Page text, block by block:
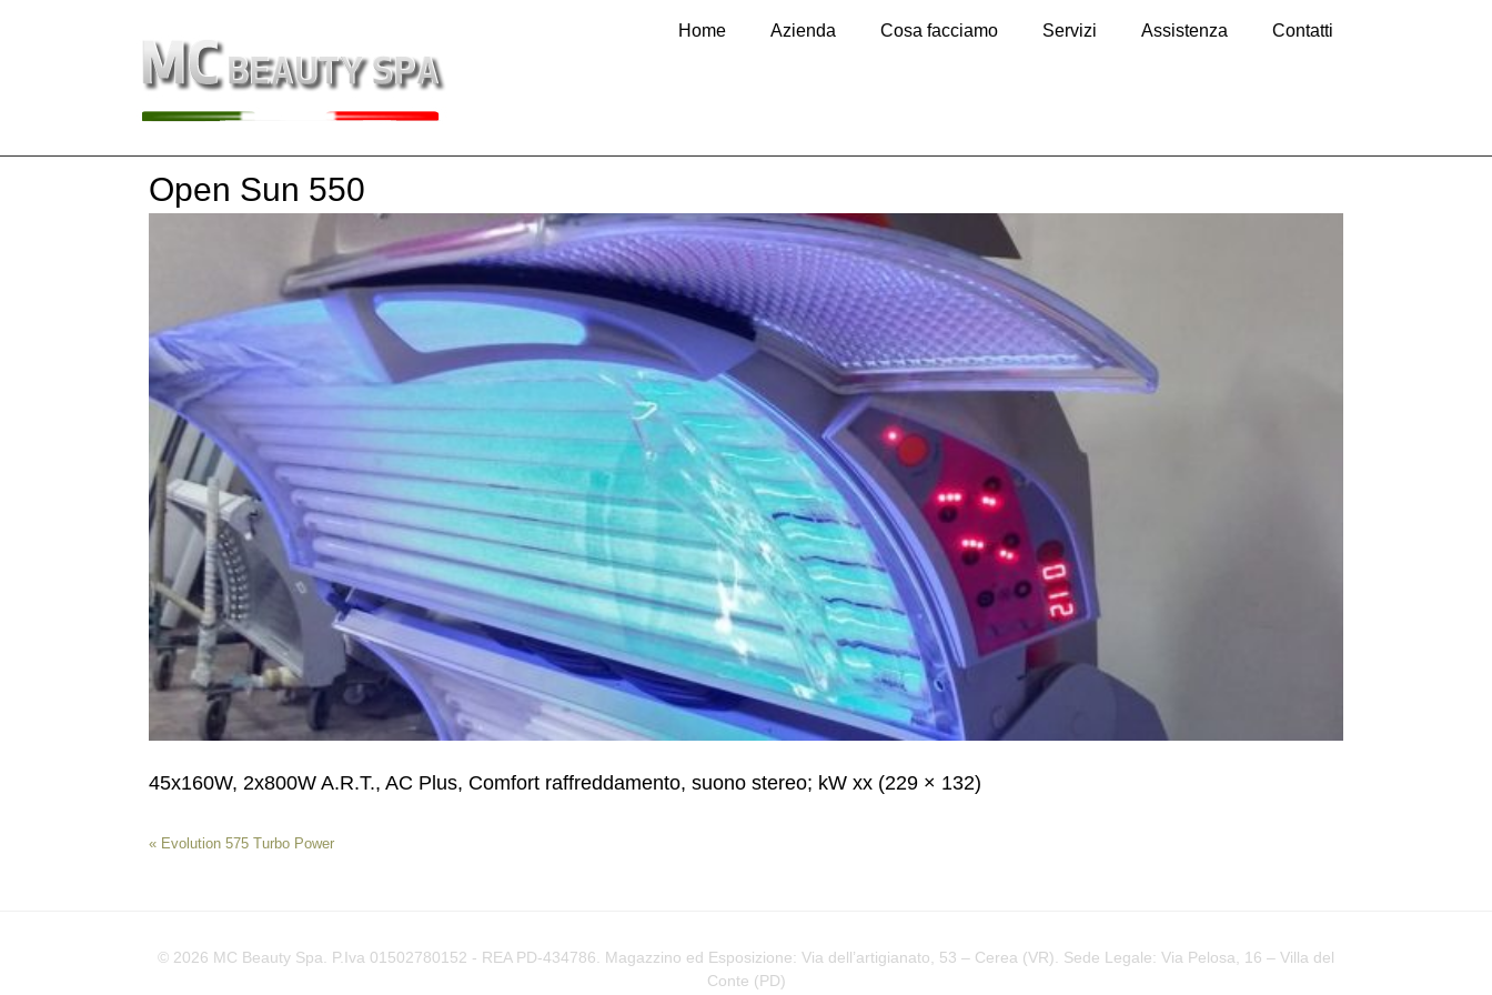
Home Azienda Cosa facciamo Servizi Assistenza Contatti
Open Sun 550
45x160W, 2x800W A.R.T., AC Plus, Comfort raffreddamento, suono stereo; kW xx (229 × 132)
« Evolution 575 Turbo Power
© 2026 MC Beauty Spa. P.Iva 01502780152 - REA PD-434786. Magazzino ed Esposizione: Via dell’artigianato, 53 – Cerea (VR). Sede Legale: Via Pelosa, 16 – Villa del
Conte (PD)